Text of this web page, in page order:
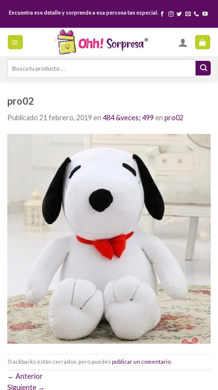
content
Encuentra ese detalle y sorprende a esa persona tan especial.
Search
for:
pro02
Publicado 21 febrero, 2019 en 484 &veces; 499 en pro02
Trackbacks están cerrados, pero puedes publicar un comentario
← Anterior
Siguiente →